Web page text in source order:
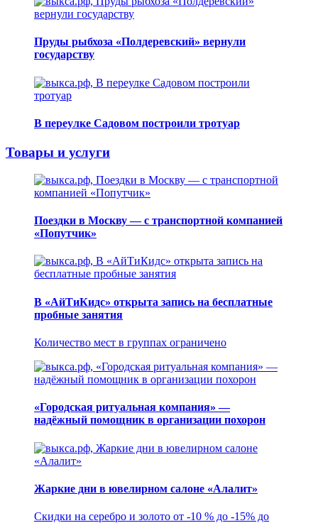
Пруды рыбхоза «Полдеревский» вернули
государству
В переулке Садовом построили тротуар
Товары и услуги
Поездки в Москву — с транспортной компанией
«Попутчик»
В «АйТиКидс» открыта запись на бесплатные
пробные занятия
Количество мест в группах ограничено
«Городская ритуальная компания» —
надёжный помощник в организации похорон
Жаркие дни в ювелирном салоне «Алалит»
Скидки на серебро и золото от -10 % до -15% до